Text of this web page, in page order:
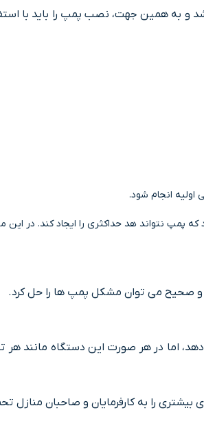
به همین جهت، نصب پمپ را باید با
اولیه انجام شود.
پمپ نتواند هد حداکثری را ایجاد کند. در
و صحیح می توان مشکل پمپ ها را حل کرد.
اما در هر صورت این دستگاه مانند هر
را به کارفرمایان و صاحبان منازل